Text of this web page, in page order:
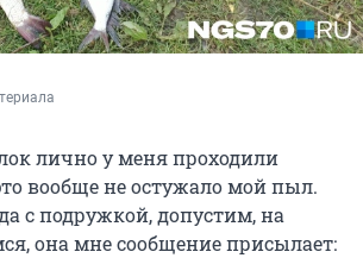
лично у меня проходили
вообще не остужало мой пыл.
с подружкой, допустим, на
она мне сообщение присылает: